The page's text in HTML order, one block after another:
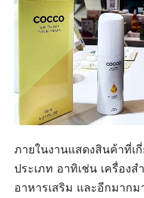
ภายในงานแสดงสินค้าที่เ
ประเภท อาทิเช่น เครื่อง
อาหารเสริม และอีกมาก